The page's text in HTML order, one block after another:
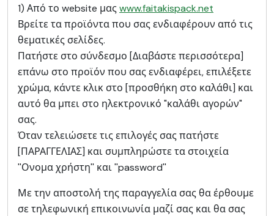
1) Από το website μαςwww.faitakispack.net
Βρείτε τα προϊόντα που σας ενδιαφέρουν από τις
θεματικές σελίδες.
Πατήστε στο σύνδεσμο [Διαβάστε περισσότερα]
επάνω στο προϊόν που σας ενδιαφέρει, επιλέξετε
χρώμα, κάντε κλικ στο [προσθήκη στο καλάθι] και
αυτό θα μπει στο ηλεκτρονικό "καλάθι αγορών"
σας.
Όταν τελειώσετε τις επιλογές σας πατήστε
[ΠΑΡΑΓΓΕΛΙΑΣ] και συμπληρώστε τα στοιχεία
''Ονομα χρήστη'' και ''password''
Με την αποστολή της παραγγελία σας θα έρθουμε
σε τηλεφωνική επικοινωνία μαζί σας και θα σας